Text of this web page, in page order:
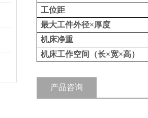
工位距
最大工件外径×厚度
机床净重
机床工作空间（长×宽×高）
产品咨询